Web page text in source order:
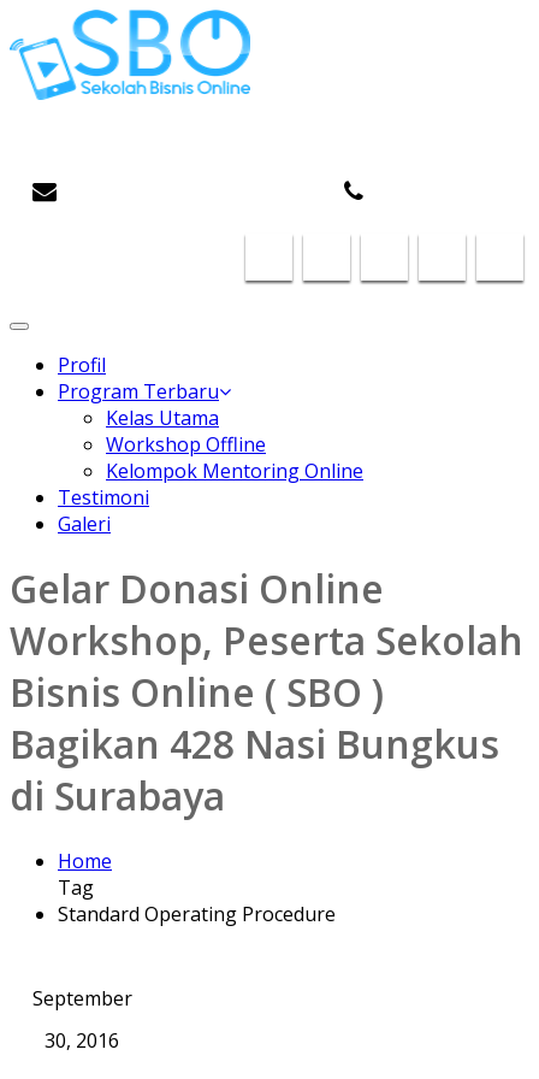
Toggle
Profil
Program Terbaru
Kelas Utama
Workshop Offline
Kelompok Mentoring Online
Testimoni
Galeri
Gelar Donasi Online
Workshop, Peserta Sekolah
Bisnis Online ( SBO )
Bagikan 428 Nasi Bungkus
di Surabaya
Home
Tag
Standard Operating Procedure
September
30, 2016